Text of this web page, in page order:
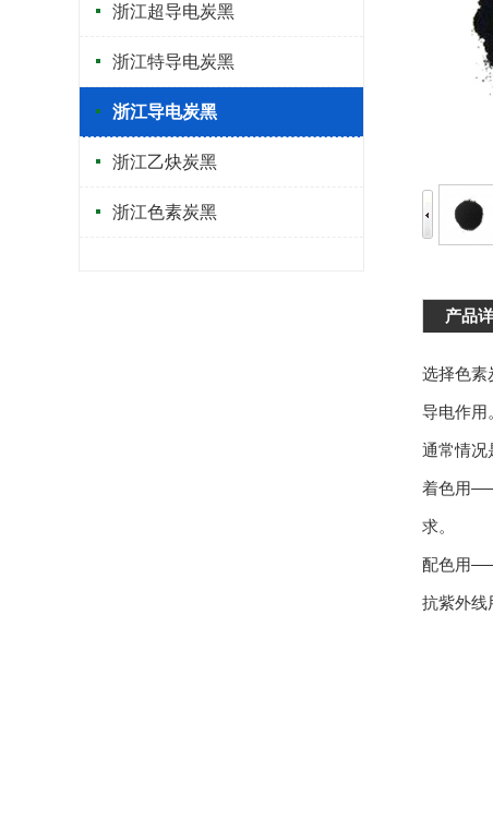
浙江超导电炭黑
浙江特导电炭黑
浙江导电炭黑
浙江乙炔炭黑
浙江色素炭黑
产品
选择色素
导电作用
通常情况
着色用
求。
配色用
抗紫外线